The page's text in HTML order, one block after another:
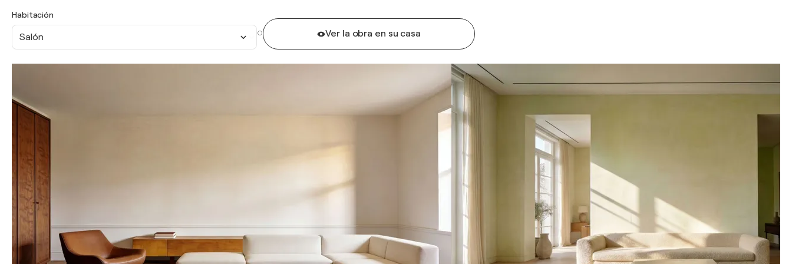
Habitación
Salón O Ver la obra en su casa